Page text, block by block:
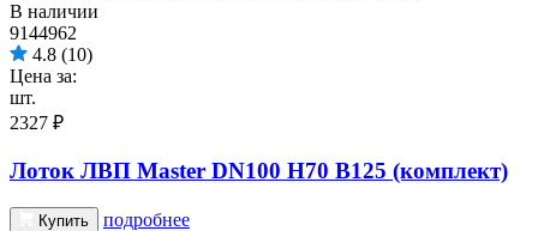
В наличии
9144962
4.8 (10)
Цена за:
шт.
2327 ₽
Лоток ЛВП Master DN100 H70 B125 (комплект)
Купить подробнее